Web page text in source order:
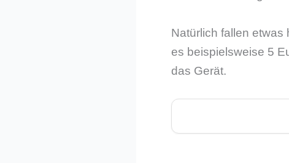
Natürlich fallen etwas
es beispielsweise 5
das Gerät.